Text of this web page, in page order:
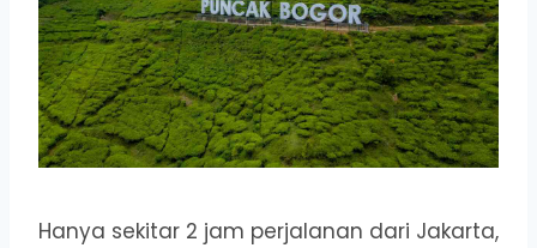
Hanya sekitar 2 jam perjalanan dari Jakarta,